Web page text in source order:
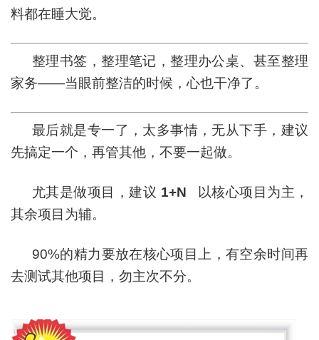
料都在睡大觉。
整理书签，整理笔记，整理办公桌、甚至整理
家务——当眼前整洁的时候，心也干净了。
最后就是专一了，太多事情，无从下手，建议
先搞定一个，再管其他，不要一起做。
尤其是做项目，建议 1+N 以核心项目为主，
其余项目为辅。
90%的精力要放在核心项目上，有空余时间再
去测试其他项目，勿主次不分。